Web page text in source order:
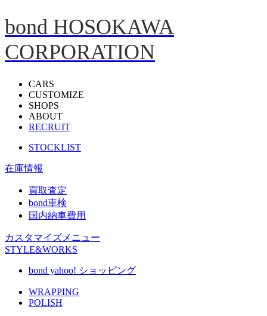
bond HOSOKAWA
CORPORATION
CARS
CUSTOMIZE
SHOPS
ABOUT
RECRUIT
STOCKLIST
在庫情報
買取査定
bond車検
国内納車費用
カスタマイズメニュー
STYLE&WORKS
bond yahoo! ショッピング
WRAPPING
POLISH